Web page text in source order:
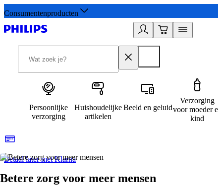
Consumentenproducten
Persoonlijke
verzorging
Huishoudelijke
artikelen
Beeld en geluid
Verzorging
voor moeder en
kind
Betaal later met Klarna
Betere zorg voor meer mensen